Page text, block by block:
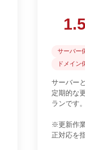
サーバー
ドメイン
サーバー
定期的な
ランです。
※更新作
正対応を